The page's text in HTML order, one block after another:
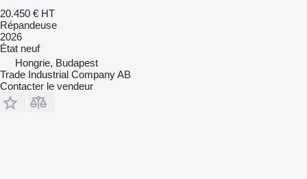
20.450 € HT
Répandeuse
2026
État neuf
Hongrie, Budapest
Trade Industrial Company AB
Contacter le vendeur